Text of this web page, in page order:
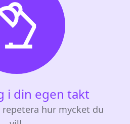
i din egen takt
hur mycket du